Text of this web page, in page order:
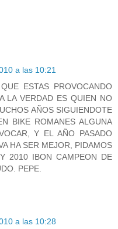
a las 10:21
ESTAS PROVOCANDO
LA VERDAD ES QUIEN NO
AÑOS SIGUIENDOTE
BIKE ROMANES ALGUNA
Y EL AÑO PASADO
HA SER MEJOR, PIDAMOS
2010 IBON CAMPEON DE
PEPE.
a las 10:28